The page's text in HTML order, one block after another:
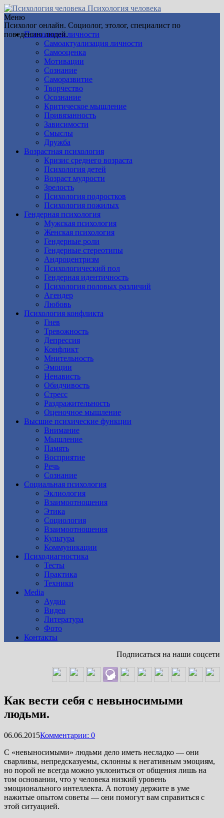
Психология человека
Психолог онлайн. Социолог, этолог, специалист по
поведению людей.
Меню
Психология личности
Самоактуализация личности
Самооценка
Мотивации
Сознание
Саморазвитие
Творчество
Осознание
Критическое мышление
Привязанность
Зависимости
Смыслы
Дружба
Возрастная психология
Кризис среднего возраста
Психология детей
Возраст мудрости
Зрелость
Психология подростков
Психология пожилых
Гендерная психология
Мужская психология
Женская психология
Гендерные роли
Гендерные стереотипы
Андроцентризм
Психологический пол
Гендерная идентичность
Психология половых различий
Агендер
Любовь
Психология конфликта
Гнев
Тревожность
Депрессия
Конфликт
Мнительность
Эмоции
Ненависть
Обидчивость
Стресс
Раздражительность
Оценочное мышление
Высшие психические функции
Внимание
Мышление
Память
Восприятие
Речь
Сознание
Социальная психология
Эклиология
Взаимоотношения
Этика
Социология
Взаимоотношения
Культура
Коммуникации
Психодиагностика
Тесты
Практика
Техники
Media
Аудио
Видео
Литература
Фото
Контакты
Подписаться на наши соцсети
Как вести себя с невыносимыми
людьми.
06.06.2015Комментарии: 0
С «невыносимыми» людьми дело иметь несладко — они
сварливы, непредсказуемы, склонны к негативным эмоциям,
но порой не всегда можно уклониться от общения лишь на
том основании, что у человека низкий уровень
эмоционального интеллекта. А потому держите в уме
нажитые опытом советы — они помогут вам справиться с
этой ситуацией.